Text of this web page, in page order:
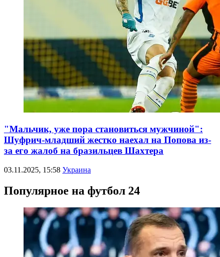
"Мальчик, уже пора становиться мужчиной":
Шуфрич-младший жестко наехал на Попова из-
за его жалоб на бразильцев Шахтера
03.11.2025, 15:58 Украина
Популярное на футбол 24